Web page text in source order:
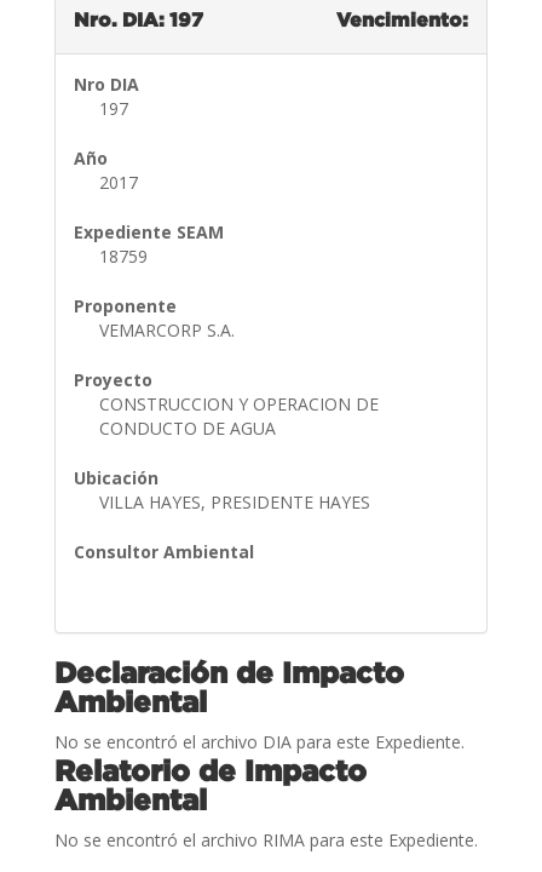
Nro. DIA: 197 Vencimiento:
Nro DIA
197
Año
2017
Expediente SEAM
18759
Proponente
VEMARCORP S.A.
Proyecto
CONSTRUCCION Y OPERACION DE
CONDUCTO DE AGUA
Ubicación
VILLA HAYES, PRESIDENTE HAYES
Consultor Ambiental
Declaración de Impacto
Ambiental
No se encontró el archivo DIA para este Expediente.
Relatorio de Impacto
Ambiental
No se encontró el archivo RIMA para este Expediente.